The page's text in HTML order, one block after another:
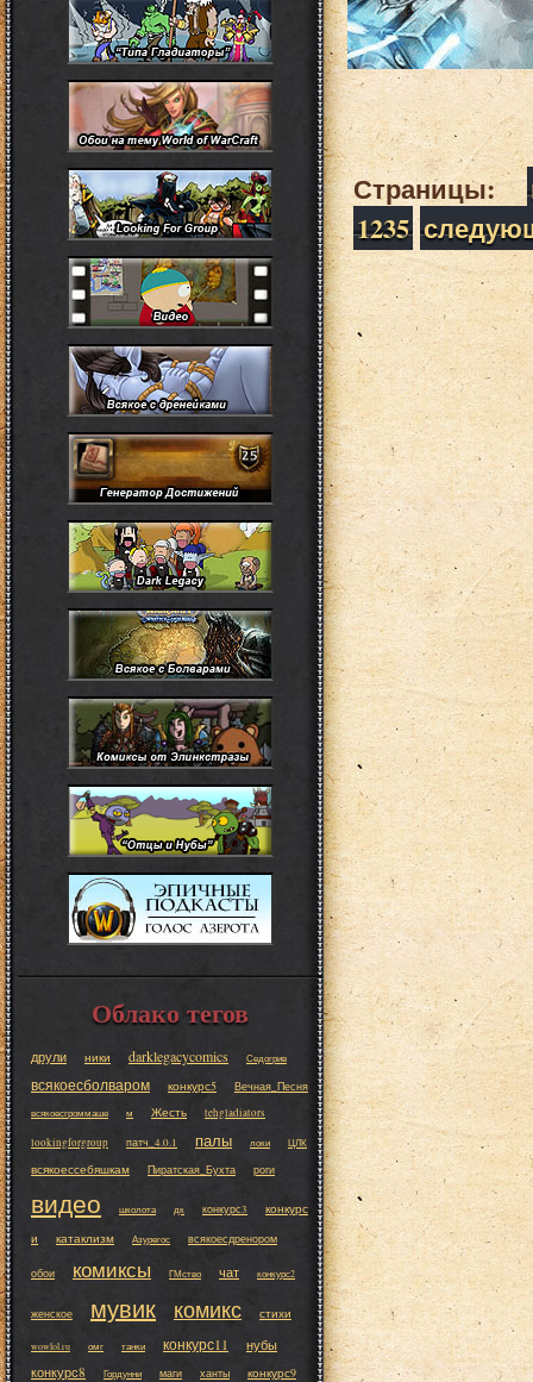
Облако тегов
друли ники darklegacycomics Седогрив
всякоесболваром конкурс5 Вечная_Песня
всякоесгроммаше м Жесть tehgladiators
lookingforgroup патч_4.0.1 палы локи ЦЛК
всякоессебяшкам Пиратская_Бухта роги
видео школота дк конкурс3
конкурс
и
катаклизм Азурегос всякоесдренором
обои комиксы ГМство чат конкурс2
женское мувик комикс стихи
wowlol.ru омг танки конкурс11
нубы
конкурс8
Гордунни маги ханты конкурс9
Страницы:
1235